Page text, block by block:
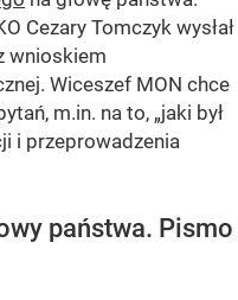
Cezary Tomczyk wysłał
wnioskiem
Wiceszef MON chce
m.in. na to, „jaki był
i przeprowadzenia
państwa. Pismo